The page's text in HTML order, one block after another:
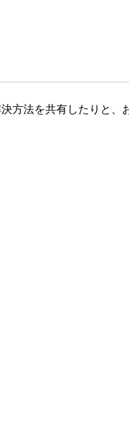
方法を共有したりと、